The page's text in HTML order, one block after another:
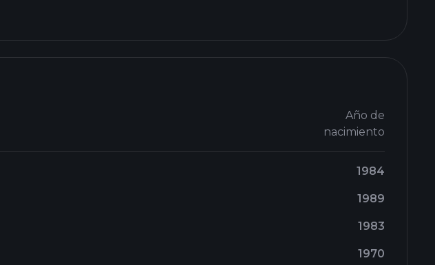
Año de
nacimiento
1984
1989
1983
1970